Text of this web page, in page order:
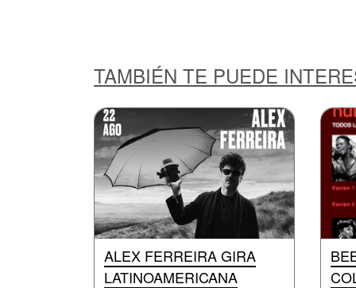
TAMBIÉN TE PUEDE
ALEX FERREIRA GIRA
LATINOAMERICANA